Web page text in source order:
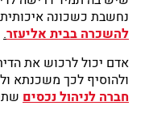
נחשבת כשכונה
להשכרה בבית אליעזר.
אדם יכול לרכוש את
ולהוסיף לכך משכנתא
חברה לניהול נכסים